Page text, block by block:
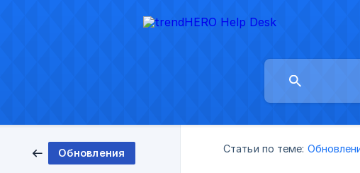
Обновления Статьи по теме: